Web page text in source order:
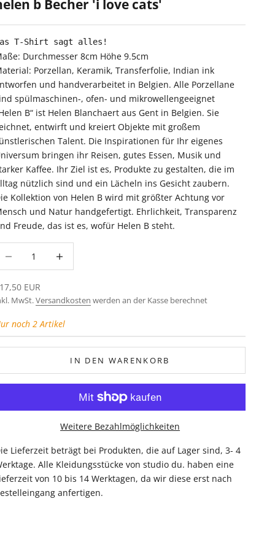
b Becher 'i love cats'
T-Shirt sagt alles!
Durchmesser 8cm Höhe 9.5cm
Porzellan, Keramik, Transferfolie, Indian ink
und handverarbeitet in Belgien. Alle Porzellane
spülmaschinen-, ofen- und mikrowellengeeignet
B“ ist Helen Blanchaert aus Gent in Belgien. Sie
entwirft und kreiert Objekte mit großem
Talent. Die Inspirationen für Ihr eigenes
bringen ihr Reisen, gutes Essen, Musik und
Kaffee. Ihr Ziel ist es, Produkte zu gestalten, die im
nützlich sind und ein Lächeln ins Gesicht zaubern.
Kollektion von Helen B wird mit größter Achtung vor
und Natur handgefertigt. Ehrlichkeit, Transparenz
Freude, das ist es, wofür Helen B steht.
EUR
MwSt.Versandkosten werden an der Kasse berechnet
noch 2 Artikel
IN DEN WARENKORB
Weitere Bezahlmöglichkeiten
Lieferzeit beträgt bei Produkten, die auf Lager sind, 3- 4
Alle Kleidungsstücke von studio du. haben eine
von 10 bis 14 Werktagen, da wir diese erst nach
anfertigen.